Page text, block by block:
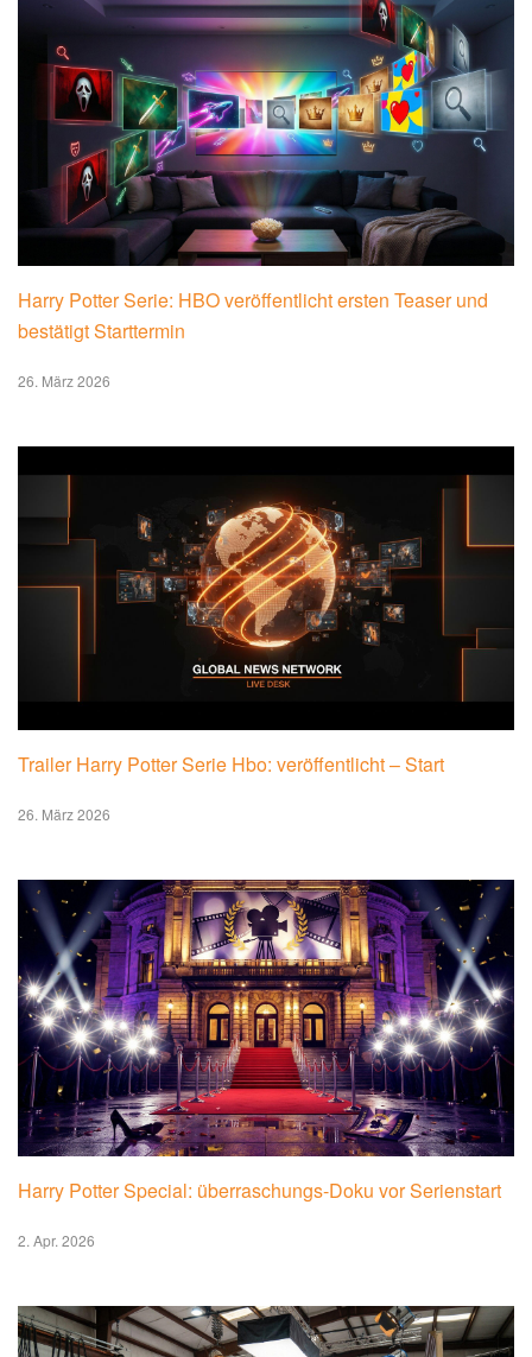
Harry Potter Serie: HBO veröffentlicht ersten Teaser und
bestätigt Starttermin
26. März 2026
Trailer Harry Potter Serie Hbo: veröffentlicht – Start
26. März 2026
Harry Potter Special: überraschungs-Doku vor Serienstart
2. Apr. 2026